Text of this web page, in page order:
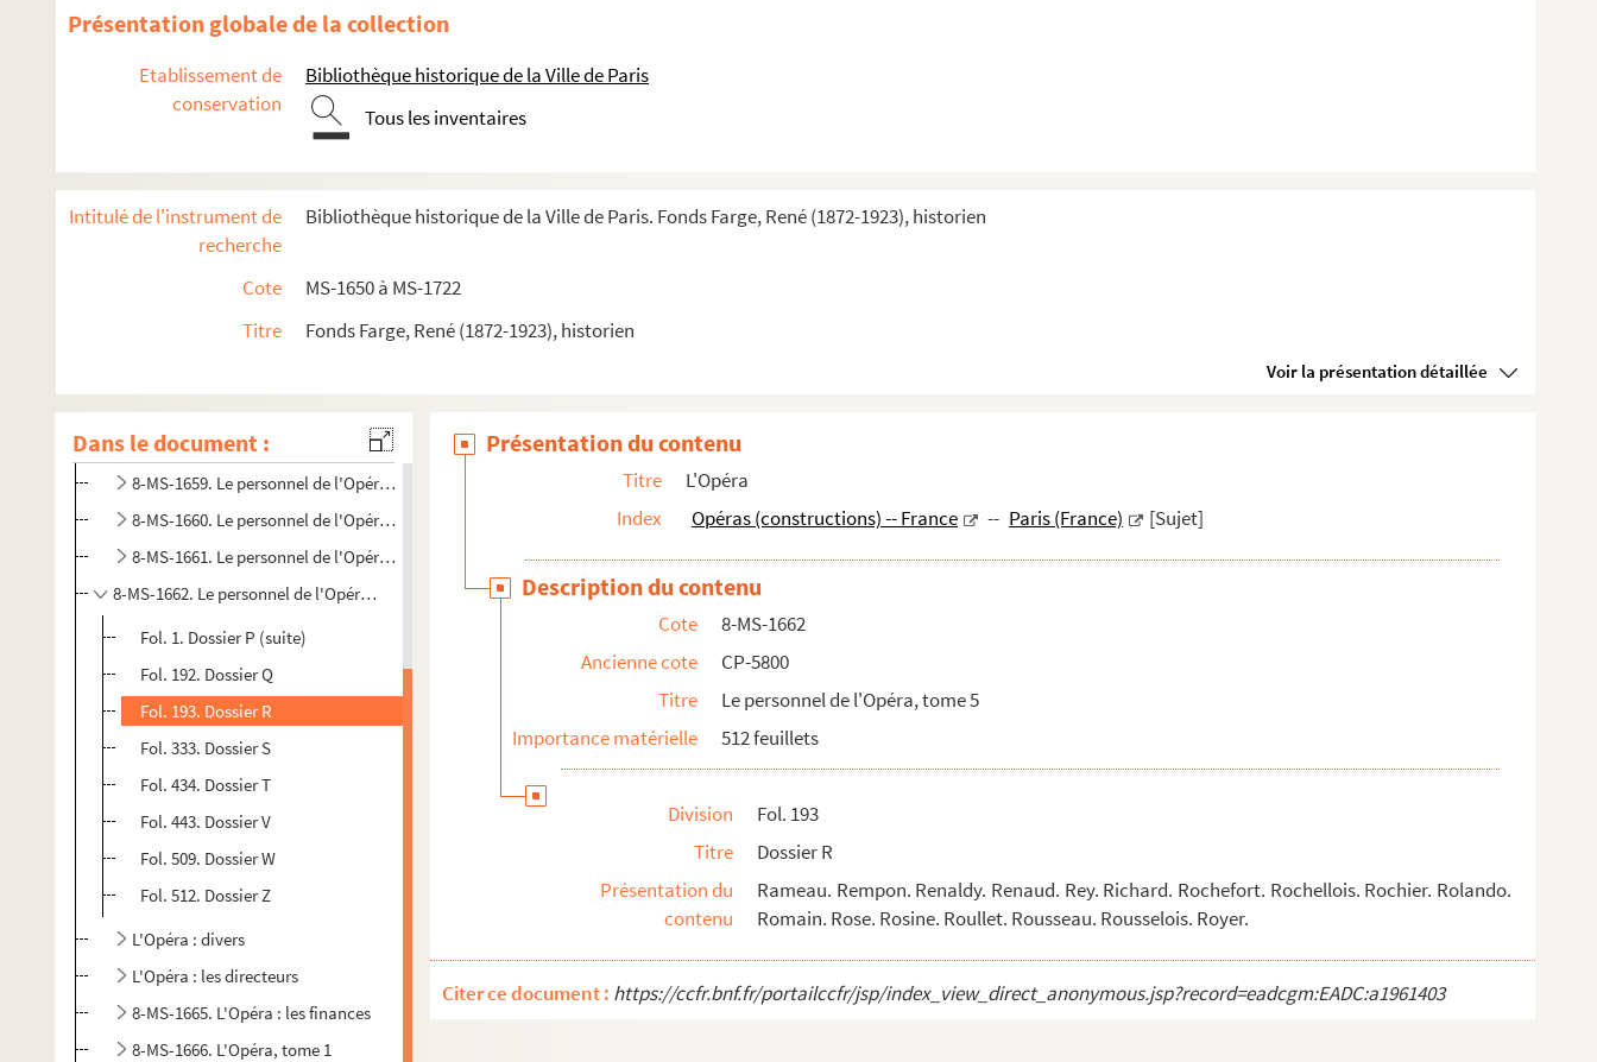
Présentation globale de la collection
Etablissement de
conservation
Bibliothèque historique de la Ville de Paris
Tous les inventaires
Intitulé de l'instrument de
recherche
Bibliothèque historique de la Ville de Paris. Fonds Farge, René (1872-1923), historien
Cote
MS-1650 à MS-1722
Titre
Fonds Farge, René (1872-1923), historien
Voir la présentation détaillée
Dans le document :
Le Palais-Royal
8-MS-1654. L'Opéra, tome 1
8-MS-1655. L'Opéra, tome 2 : salle du Palais Royal
8-MS-1657. L'Opéra, tome 4 : la salle du boulevard Saint-Martin (suite)
8-MS-1658. Le personnel de l'Opéra, tome 1
8-MS-1659. Le personnel de l'Opéra, tome 2
8-MS-1660. Le personnel de l'Opéra, tome 3
8-MS-1661. Le personnel de l'Opéra, tome 4
8-MS-1662. Le personnel de l'Opéra, tome 5
Fol. 1. Dossier P (suite)
Fol. 192. Dossier Q
Fol. 193. Dossier R
Fol. 333. Dossier S
Fol. 434. Dossier T
Fol. 443. Dossier V
Fol. 509. Dossier W
Fol. 512. Dossier Z
L'Opéra : divers
L'Opéra : les directeurs
8-MS-1665. L'Opéra : les finances
8-MS-1666. L'Opéra, tome 1
Présentation du contenu
Titre
L'Opéra
Index
Opéras (constructions) -- France -- Paris (France) [Sujet]
Description du contenu
Cote
8-MS-1662
Ancienne cote
CP-5800
Titre
Le personnel de l'Opéra, tome 5
Importance matérielle
512 feuillets
Division
Fol. 193
Titre
Dossier R
Présentation du
contenu
Rameau. Rempon. Renaldy. Renaud. Rey. Richard. Rochefort. Rochellois. Rochier. Rolando.
Romain. Rose. Rosine. Roullet. Rousseau. Rousselois. Royer.
Citer ce document : https://ccfr.bnf.fr/portailccfr/jsp/index_view_direct_anonymous.jsp?record=eadcgm:EADC:a1961403